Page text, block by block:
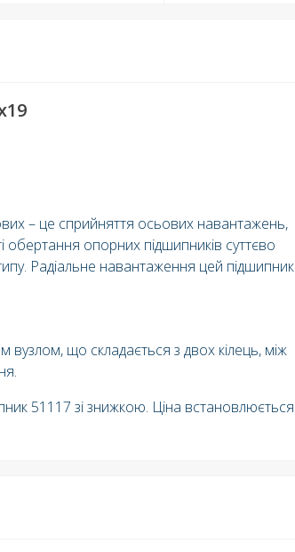
– це сприйняття осьових навантажень,
опорних підшипників суттєво
Радіальне навантаження цей підшипник
що складається з двох кілець, між
51117 зі знижкою. Ціна встановлюється